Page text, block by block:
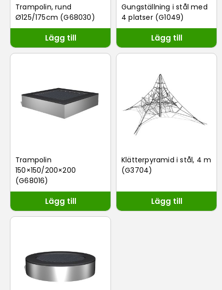
Trampolin, rund
Ø125/175cm (G68030)
Lägg till
Gungställning i stål med
4 platser (G1049)
Lägg till
Trampolin
150×150/200×200
(G68016)
Lägg till
Klätterpyramid i stål, 4 m
(G3704)
Lägg till